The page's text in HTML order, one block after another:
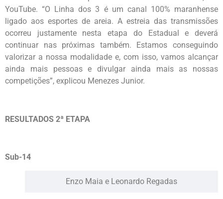
YouTube. “O Linha dos 3 é um canal 100% maranhense
ligado aos esportes de areia. A estreia das transmissões
ocorreu justamente nesta etapa do Estadual e deverá
continuar nas próximas também. Estamos conseguindo
valorizar a nossa modalidade e, com isso, vamos alcançar
ainda mais pessoas e divulgar ainda mais as nossas
competições”, explicou Menezes Junior.
RESULTADOS 2ª ETAPA
Sub-14
Enzo Maia e Leonardo Regadas